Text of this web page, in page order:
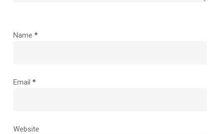
Name *
Email *
Website